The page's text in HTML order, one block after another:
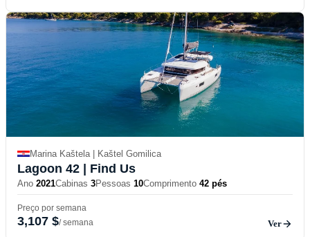
Marina Kaštela | Kaštel Gomilica
Lagoon 42 | Find Us
Ano 2021Cabinas 3Pessoas 10Comprimento 42 pés
Preço por semana
3,107 $/ semana Ver